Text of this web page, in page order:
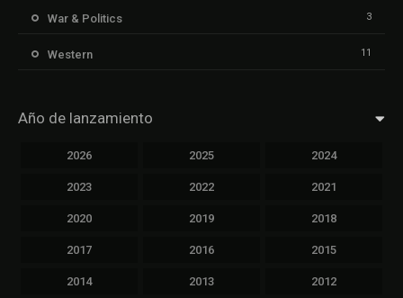
War & Politics 3
Western 11
Año de lanzamiento
2026 2025 2024
2023 2022 2021
2020 2019 2018
2017 2016 2015
2014 2013 2012